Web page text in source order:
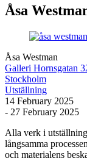
Åsa
Åsa Westman
Galleri Hornsgatan
Stockholm
Utställning
14 February 2025
- 27 February 2025
Alla verk i
långsamma
och materialens